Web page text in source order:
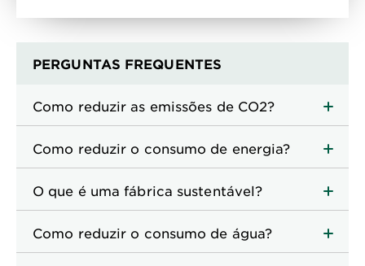
PERGUNTAS FREQUENTES
Como reduzir as emissões de CO2?
Como reduzir o consumo de energia?
O que é uma fábrica sustentável?
Como reduzir o consumo de água?